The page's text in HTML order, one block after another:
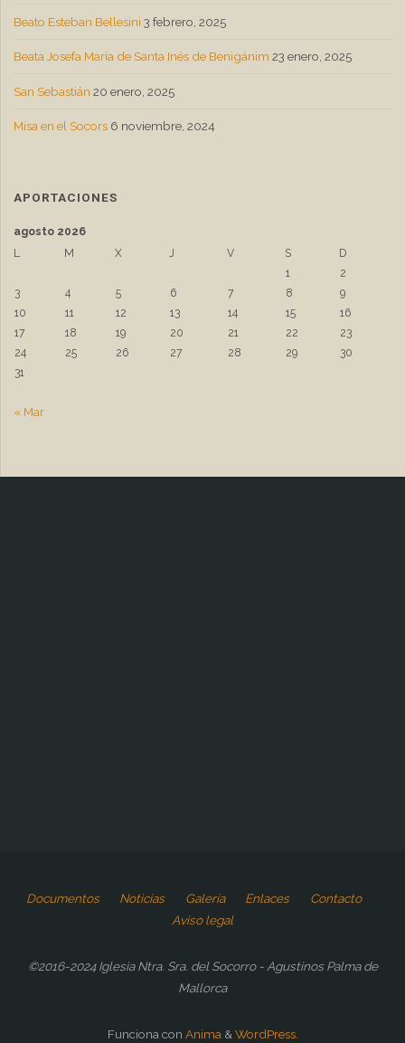
Beato Esteban Bellesini 3 febrero, 2025
Beata Josefa María de Santa Inés de Benigánim 23 enero, 2025
San Sebastián 20 enero, 2025
Misa en el Socors 6 noviembre, 2024
APORTACIONES
agosto 2026
L
M X J V S
D
1
2
3
4 5 6 7 8
9
10
11 12 13 14 15
16
17
18 19 20 21 22
23
24
25 26 27 28 29
30
31
« Mar
Documentos Noticias Galería Enlaces
Contacto
Aviso legal
©2016-2024 Iglesia Ntra. Sra. del Socorro - Agustinos Palma de
Mallorca
Funciona con Anima & WordPress.